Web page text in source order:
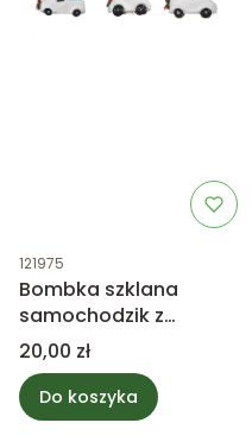
Kod produktu
121975
Bombka szklana
samochodzik z
choinką, biała mix
Cena
20,00 zł
Do koszyka